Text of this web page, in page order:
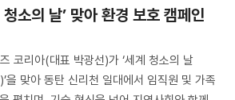
소의 날’ 맞아 환경 보호 캠페인
코리아(대표 박광선)가 ‘세계 청소의 날
맞아 동탄 신리천 일대에서 임직원 및 가족